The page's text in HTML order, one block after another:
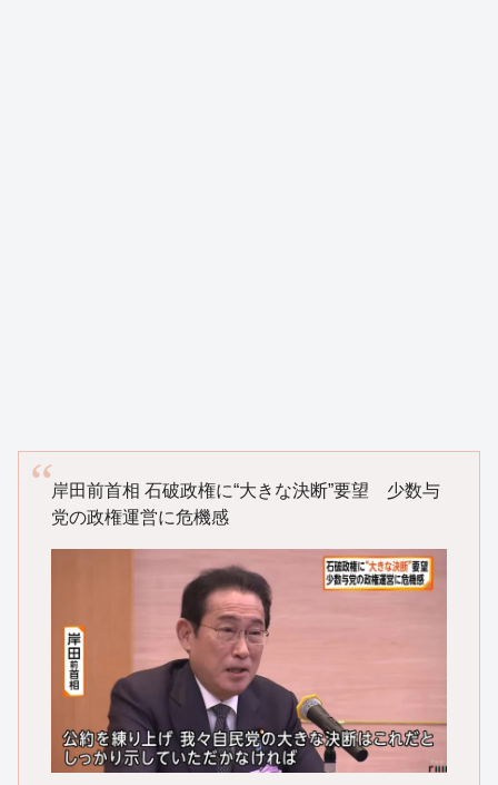
岸田前首相 石破政権に“大きな決断”要望 少数与
党の政権運営に危機感